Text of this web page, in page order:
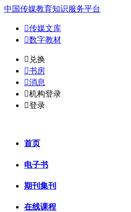
中国传媒教育知识服务平台
传媒文库
数字教材
𐈈 兑换
书房
消息
机构登录
登录
首页
电子书
期刊集刊
在线课程